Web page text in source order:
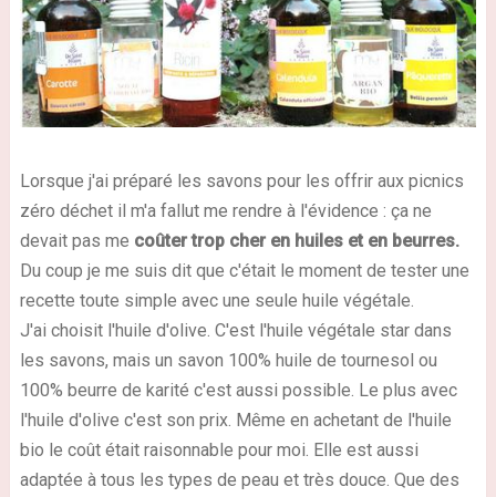
Lorsque j'ai préparé les savons pour les offrir aux picnics
zéro déchet il m'a fallut me rendre à l'évidence : ça ne
devait pas me coûter trop cher en huiles et en beurres.
Du coup je me suis dit que c'était le moment de tester une
recette toute simple avec une seule huile végétale.
J'ai choisit l'huile d'olive. C'est l'huile végétale star dans
les savons, mais un savon 100% huile de tournesol ou
100% beurre de karité c'est aussi possible. Le plus avec
l'huile d'olive c'est son prix. Même en achetant de l'huile
bio le coût était raisonnable pour moi. Elle est aussi
adaptée à tous les types de peau et très douce. Que des